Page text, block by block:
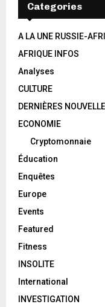
Categories
A LA UNE RUSSIE-
AFRIQUE INFOS
Analyses
CULTURE
DERNIÈRES
ECONOMIE
Cryptomonnaie
Éducation
Enquêtes
Europe
Events
Featured
Fitness
INSOLITE
International
INVESTIGATION